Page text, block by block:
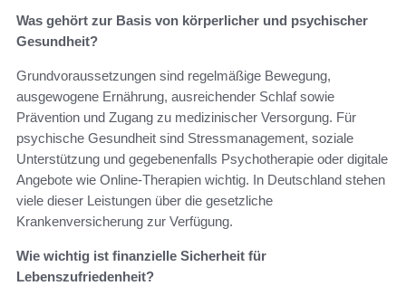
Was gehört zur Basis von körperlicher und psychischer
Gesundheit?
Grundvoraussetzungen sind regelmäßige Bewegung,
ausgewogene Ernährung, ausreichender Schlaf sowie
Prävention und Zugang zu medizinischer Versorgung. Für
psychische Gesundheit sind Stressmanagement, soziale
Unterstützung und gegebenenfalls Psychotherapie oder digitale
Angebote wie Online-Therapien wichtig. In Deutschland stehen
viele dieser Leistungen über die gesetzliche
Krankenversicherung zur Verfügung.
Wie wichtig ist finanzielle Sicherheit für
Lebenszufriedenheit?